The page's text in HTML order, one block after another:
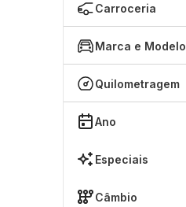
Carroceria
Marca e Modelo
Quilometragem
Ano
Especiais
Câmbio